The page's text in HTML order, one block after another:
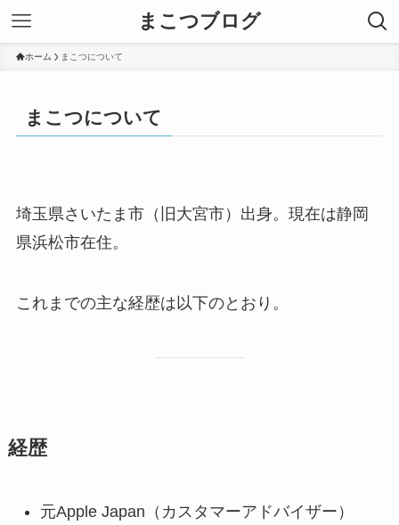
まこつブログ
ホーム まこつについて
まこつについて
埼玉県さいたま市（旧大宮市）出身。現在は静岡
県浜松市在住。
これまでの主な経歴は以下のとおり。
経歴
元Apple Japan（カスタマーアドバイザー）